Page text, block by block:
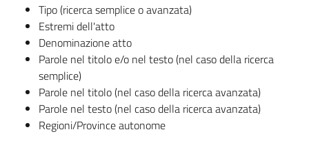
Tipo (ricerca semplice o avanzata)
Estremi dell'atto
Denominazione atto
Parole nel titolo e/o nel testo (nel caso della ricerca
semplice)
Parole nel titolo (nel caso della ricerca avanzata)
Parole nel testo (nel caso della ricerca avanzata)
Regioni/Province autonome